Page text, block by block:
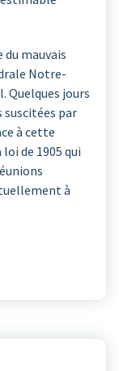
mauvais
Notre-
Quelques jours
par
à cette
de 1905 qui
à